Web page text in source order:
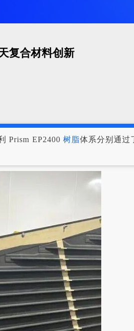
复合材料创新
Prism EP2400 树脂体系分别通